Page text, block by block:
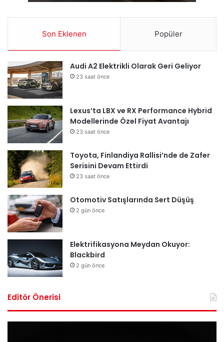
Son Eklenen Popüler
Audi A2 Elektrikli Olarak Geri Geliyor
23 saat önce
Lexus’ta LBX ve RX Performance Hybrid
Modellerinde Özel Fiyat Avantajı
23 saat önce
Toyota, Finlandiya Rallisi’nde de Zafer
Serisini Devam Ettirdi
23 saat önce
Otomotiv Satışlarında Sert Düşüş
2 gün önce
Elektrifikasyona Meydan Okuyor:
Blackbird
2 gün önce
Editör Önerisi